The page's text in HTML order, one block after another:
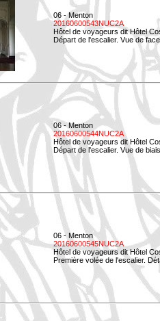
06 - Menton
20160600543NUC2A
Hôtel de voyageurs dit Hôtel
Départ de l'escalier. Vue de
06 - Menton
20160600544NUC2A
Hôtel de voyageurs dit Hôtel
Départ de l'escalier. Vue de
06 - Menton
20160600545NUC2A
Hôtel de voyageurs dit Hôtel
Première volée de l'escalier.